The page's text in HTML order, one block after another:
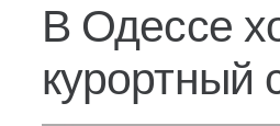
В Одессе
курортный